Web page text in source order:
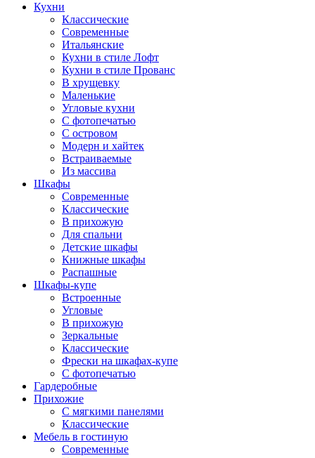
Кухни
Классические
Современные
Итальянские
Кухни в стиле Лофт
Кухни в стиле Прованс
В хрущевку
Маленькие
Угловые кухни
С фотопечатью
С островом
Модерн и хайтек
Встраиваемые
Из массива
Шкафы
Современные
Классические
В прихожую
Для спальни
Детские шкафы
Книжные шкафы
Распашные
Шкафы-купе
Встроенные
Угловые
В прихожую
Зеркальные
Классические
Фрески на шкафах-купе
С фотопечатью
Гардеробные
Прихожие
С мягкими панелями
Классические
Мебель в гостиную
Современные